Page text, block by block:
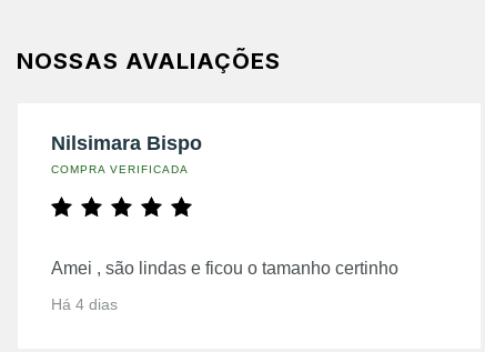
NOSSAS AVALIAÇÕES
Nilsimara Bispo
COMPRA VERIFICADA
Amei , são lindas e ficou o tamanho certinho
Há 4 dias